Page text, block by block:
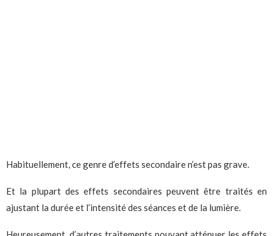
Habituellement, ce genre d’effets secondaire n’est pas grave.
Et la plupart des effets secondaires peuvent être traités en
ajustant la durée et l’intensité des séances et de la lumière.